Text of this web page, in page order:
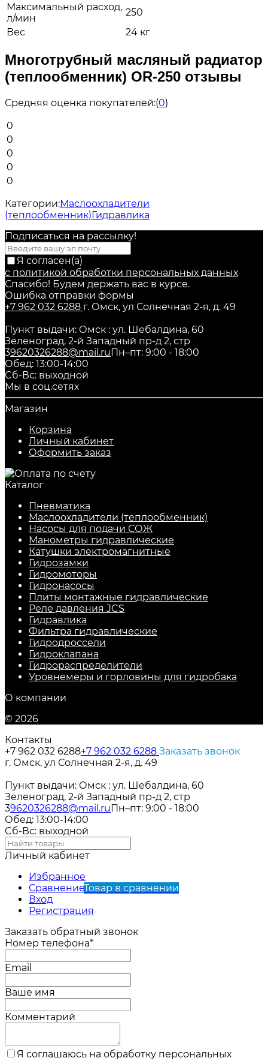
Максимальный расход,
л/мин
250
Вес
24 кг
Многотрубный масляный радиатор
(теплообменник) OR-250 отзывы
Средняя оценка покупателей:(0)
0
0
0
0
0
Категории:Маслоохладители
(теплообменник)Гидравлика
Подписаться на рассылкy!
Я согласен(a)
с политикой обработки персональных данных
Спасибо! Будем держать вас в курсе.
Ошибка отправки формы
+7 962 032 6288 г. Омск, ул Солнечная 2-я, д. 49
Пункт выдачи: Омск : ул. Шебалдина, 60
Зеленоград, 2-й Западный пр-д 2, стр
39620326288@mail.ruПн–пт: 9:00 - 18:00
Обед: 13:00-14:00
Cб-Вс: выходной
Мы в соц.сетях
Магазин
Корзина
Личный кабинет
Оформить заказ
Каталог
Пневматика
Маслоохладители (теплообменник)
Насосы для подачи СОЖ
Манометры гидравлические
Катушки электромагнитные
Гидрозамки
Гидромоторы
Гидронасосы
Плиты монтажные гидравлические
Реле давления JCS
Гидравлика
Фильтра гидравлические
Гидродроссели
Гидроклапана
Гидрораспределители
Уровнемеры и горловины для гидробака
О компании
© 2026
Контакты
+7 962 032 6288+7 962 032 6288 Заказать звонок
г. Омск, ул Солнечная 2-я, д. 49
Пункт выдачи: Омск : ул. Шебалдина, 60
Зеленоград, 2-й Западный пр-д 2, стр
39620326288@mail.ruПн–пт: 9:00 - 18:00
Обед: 13:00-14:00
Cб-Вс: выходной
Личный кабинет
Избранное
СравнениеТовар в сравнении
Вход
Регистрация
Заказать обратный звонок
Номер телефона*
Email
Ваше имя
Комментарий
Я соглашаюсь на обработку персональных